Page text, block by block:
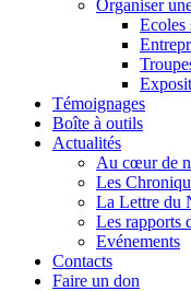
Organiser
Ecoles
Témoignages
Boîte à outils
Actualités
Au cœur de
Les
La Lettre du
Les rapports
Evénements
Contacts
Faire un don